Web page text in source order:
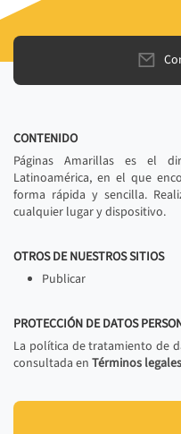
CONTENIDO
Páginas Amarillas es el
Latinoamérica, en el que
forma rápida y sencilla.
cualquier lugar y dispositivo.
OTROS DE NUESTROS SITIOS
Publicar
PROTECCIÓN DE DATOS
La política de tratamiento de
consultada en Términos legales